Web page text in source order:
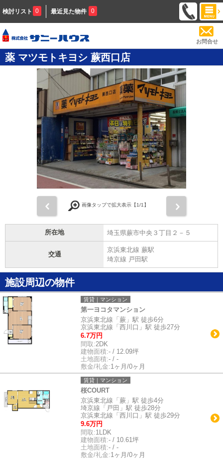
検討リスト 0 最近見た物件 0
お問合せ
薬 マツモトキヨシ 蕨西口店
画像タップで拡大表示【1/1】
所在地 埼玉県蕨市中央３丁目２－５
交通
京浜東北線 蕨駅
埼京線 戸田駅
施設周辺の物件
賃貸｜マンション
第一ヨコタマンション
京浜東北線「蕨」駅 徒歩6分
京浜東北線「西川口」駅 徒歩27分
6.7万円
間取:2DK
建物面積:- / 12.09坪
土地面積:- / -
敷金/礼金:1ヶ月/0ヶ月
賃貸｜マンション
桜COURT
京浜東北線「蕨」駅 徒歩4分
埼京線「戸田」駅 徒歩28分
京浜東北線「西川口」駅 徒歩29分
9.6万円
間取:1LDK
建物面積:- / 10.61坪
土地面積:- / -
敷金/礼金:1ヶ月/0ヶ月